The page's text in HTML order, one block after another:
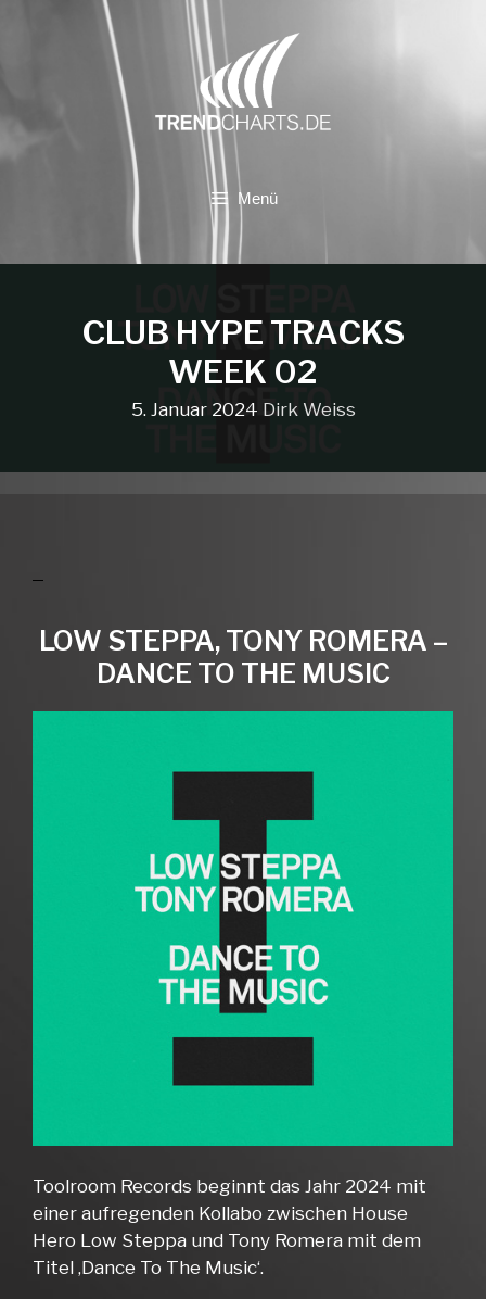
Menü
CLUB HYPE TRACKS
WEEK 02
5. Januar 2024 Dirk Weiss
LOW STEPPA, TONY ROMERA –
DANCE TO THE MUSIC
Toolroom Records beginnt das Jahr 2024 mit
einer aufregenden Kollabo zwischen House
Hero Low Steppa und Tony Romera mit dem
Titel ‚Dance To The Music‘.